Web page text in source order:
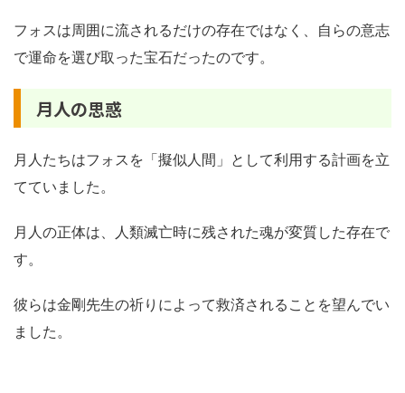
フォスは周囲に流されるだけの存在ではなく、自らの意志
で運命を選び取った宝石だったのです。
月人の思惑
月人たちはフォスを「擬似人間」として利用する計画を立
てていました。
月人の正体は、人類滅亡時に残された魂が変質した存在で
す。
彼らは金剛先生の祈りによって救済されることを望んでい
ました。